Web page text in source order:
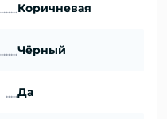
Коричневая
Чёрный
Да